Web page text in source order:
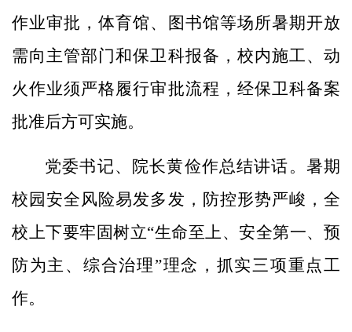
作业审批，体育馆、图书馆等场所暑期开放
需向主管部门和保卫科报备，校内施工、动
火作业须严格履行审批流程，经保卫科备案
批准后方可实施。
党委书记、院长黄俭作总结讲话。暑期
校园安全风险易发多发，防控形势严峻，全
校上下要牢固树立“生命至上、安全第一、预
防为主、综合治理”理念，抓实三项重点工
作。